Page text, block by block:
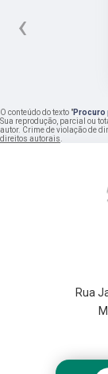
‹
O conteúdo do texto "Procuro
Sua reprodução, parcial ou
autor. Crime de violação de
direitos autorais.
Rua